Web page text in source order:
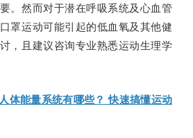
。然而对于潜在呼吸系统及心血管
罩运动可能引起的低血氧及其他健
，且建议咨询专业熟悉运动生理学
体能量系统有哪些？ 快速搞懂运动